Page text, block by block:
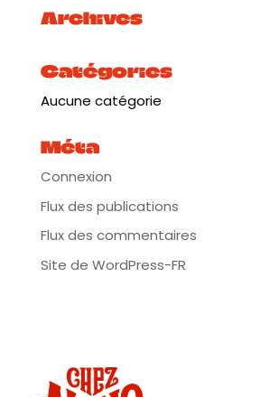
Archives
Catégories
Aucune catégorie
Méta
Connexion
Flux des publications
Flux des commentaires
Site de WordPress-FR